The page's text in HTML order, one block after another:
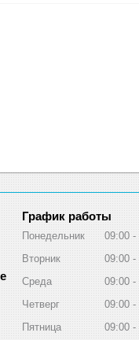
График работы
Понедельник 09:00
Вторник
09:00
Среда
09:00
Четверг
09:00
Пятница
09:00